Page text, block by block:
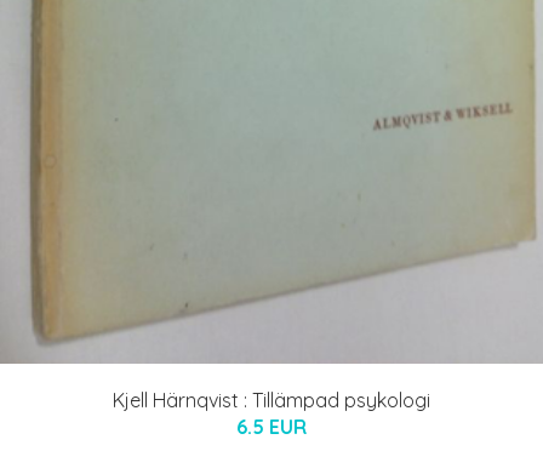
Kjell Härnqvist : Tillämpad psykologi
6.5 EUR